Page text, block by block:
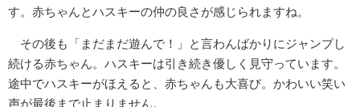
す。赤ちゃんとハスキーの仲の良さが感じられますね。
その後も「まだまだ遊んで！」と言わんばかりにジャンプし
続ける赤ちゃん。ハスキーは引き続き優しく見守っています。
途中でハスキーがほえると、赤ちゃんも大喜び。かわいい笑い
声が最後まで止まりません。